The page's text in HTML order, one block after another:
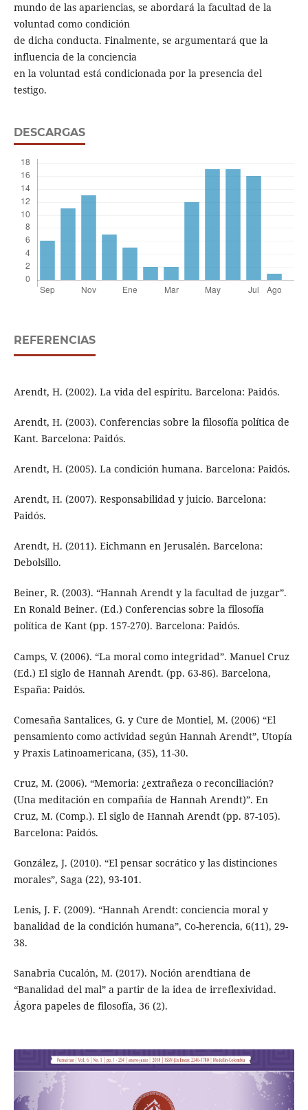
mundo de las apariencias, se abordará la facultad de la
voluntad como condición
de dicha conducta. Finalmente, se argumentará que la
influencia de la conciencia
en la voluntad está condicionada por la presencia del
testigo.
DESCARGAS
REFERENCIAS
Arendt, H. (2002). La vida del espíritu. Barcelona: Paidós.
Arendt, H. (2003). Conferencias sobre la filosofía política de
Kant. Barcelona: Paidós.
Arendt, H. (2005). La condición humana. Barcelona: Paidós.
Arendt, H. (2007). Responsabilidad y juicio. Barcelona:
Paidós.
Arendt, H. (2011). Eichmann en Jerusalén. Barcelona:
Debolsillo.
Beiner, R. (2003). “Hannah Arendt y la facultad de juzgar”.
En Ronald Beiner. (Ed.) Conferencias sobre la filosofía
política de Kant (pp. 157-270). Barcelona: Paidós.
Camps, V. (2006). “La moral como integridad”. Manuel Cruz
(Ed.) El siglo de Hannah Arendt. (pp. 63-86). Barcelona,
España: Paidós.
Comesaña Santalices, G. y Cure de Montiel, M. (2006) “El
pensamiento como actividad según Hannah Arendt”, Utopía
y Praxis Latinoamericana, (35), 11-30.
Cruz, M. (2006). “Memoria: ¿extrañeza o reconciliación?
(Una meditación en compañía de Hannah Arendt)”. En
Cruz, M. (Comp.). El siglo de Hannah Arendt (pp. 87-105).
Barcelona: Paidós.
González, J. (2010). “El pensar socrático y las distinciones
morales”, Saga (22), 93-101.
Lenis, J. F. (2009). “Hannah Arendt: conciencia moral y
banalidad de la condición humana”, Co-herencia, 6(11), 29-
38.
Sanabria Cucalón, M. (2017). Noción arendtiana de
“Banalidad del mal” a partir de la idea de irreflexividad.
Ágora papeles de filosofía, 36 (2).